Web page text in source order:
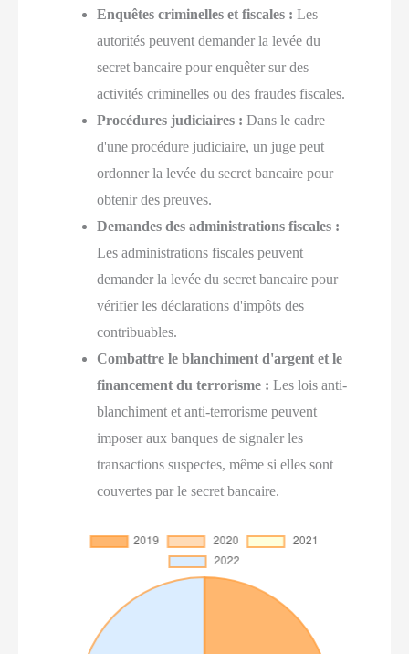
Enquêtes criminelles et fiscales : Les
autorités peuvent demander la levée du
secret bancaire pour enquêter sur des
activités criminelles ou des fraudes fiscales.
Procédures judiciaires : Dans le cadre
d'une procédure judiciaire, un juge peut
ordonner la levée du secret bancaire pour
obtenir des preuves.
Demandes des administrations fiscales :
Les administrations fiscales peuvent
demander la levée du secret bancaire pour
vérifier les déclarations d'impôts des
contribuables.
Combattre le blanchiment d'argent et le
financement du terrorisme : Les lois anti-
blanchiment et anti-terrorisme peuvent
imposer aux banques de signaler les
transactions suspectes, même si elles sont
couvertes par le secret bancaire.